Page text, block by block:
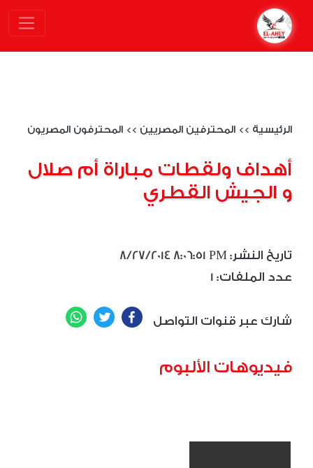
الرئيسية >> المحترفين المصريين >> المحترفون المصريون
أهداف ولقطات مباراة أم صلال
و الجيش القطري
8/27/2014 8:06:51 PM :تاريخ النشر
1 :عدد الملفات
شارك عبر قنوات التواصل Facebook
Twitter
فيديوهات الألبوم